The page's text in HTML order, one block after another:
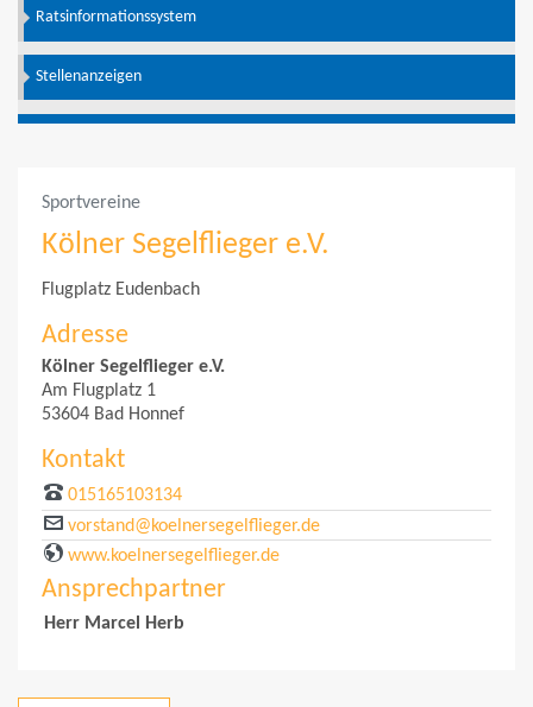
Ratsinformationssystem
Stellenanzeigen
Sportvereine
Kölner Segelflieger e.V.
Flugplatz Eudenbach
Adresse
Kölner Segelflieger e.V.
Am Flugplatz 1
53604 Bad Honnef
Kontakt
015165103134
vorstand@koelnersegelflieger.de
www.koelnersegelflieger.de
Ansprechpartner
Herr Marcel Herb